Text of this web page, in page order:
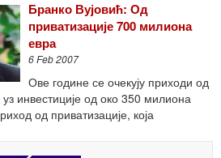
Бранко Вујовић: Од
приватизације 700 милиона
евра
6 Feb 2007
Ове године се очекују приходи од
инвестиције од око 350 милиона
од приватизације, која